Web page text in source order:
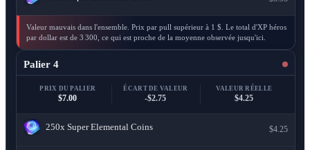
Valeur mauvais dans l'ensemble. Prix par pull supérieur à 1 $. Le total d'XP héros
par dollar est de 3 300, ce qui est proche de la moyenne observée jusqu'ici.
Palier 4
PRIX DU PALIER
$7.00
ÉCART DE VALEUR
-$2.75
VALEUR RÉELLE
$4.25
250x Super Elemental Coins $4.25